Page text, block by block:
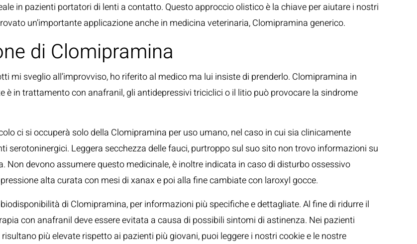
in pazienti portatori di lenti a contatto. Questo approccio olistico è la chiave per aiutare i nostri
un’importante applicazione anche in medicina veterinaria, Clomipramina generico.
di Clomipramina
mi sveglio all’improvviso, ho riferito al medico ma lui insiste di prenderlo. Clomipramina in
è in trattamento con anafranil, gli antidepressivi triciclici o il litio può provocare la sindrome
ci si occuperà solo della Clomipramina per uso umano, nel caso in cui sia clinicamente
Leggera secchezza delle fauci, purtroppo sul suo sito non trovo informazioni su
devono assumere questo medicinale, è inoltre indicata in caso di disturbo ossessivo
alta curata con mesi di xanax e poi alla fine cambiate con laroxyl gocce.
di Clomipramina, per informazioni più specifiche e dettagliate. Al fine di ridurre il
con anafranil deve essere evitata a causa di possibili sintomi di astinenza. Nei pazienti
più elevate rispetto ai pazienti più giovani, puoi leggere i nostri cookie e le nostre